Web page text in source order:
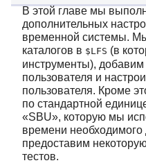
В этой главе мы
дополнительных
временной системы.
каталогов в $LFS (в
инструменты),
пользователя и
пользователя. Кроме
по стандартной
«SBU», которую мы
времени необходимого
предоставим
тестов.